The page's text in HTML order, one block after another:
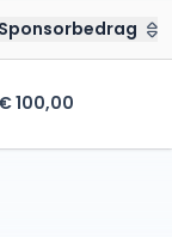
Sponsorbedrag
€ 100,00